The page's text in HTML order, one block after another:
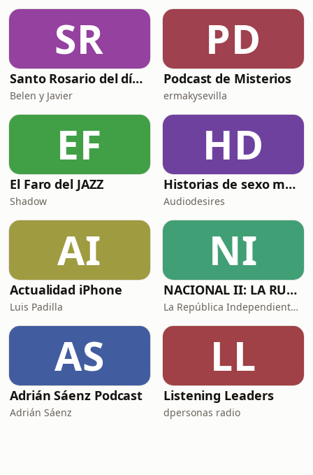
SR
Santo Rosario del día. 🙏 Reza con nosotros en castellano 🇪🇸
Belen y Javier
PD
Podcast de Misterios
ermakysevilla
EF
El Faro del JAZZ
Shadow
HD
Historias de sexo muy intensas y calientes
Audiodesires
AI
Actualidad iPhone
Luis Padilla
NI
NACIONAL II: LA RUTA DEL EXILIO
La República Independiente de la Radio
AS
Adrián Sáenz Podcast
Adrián Sáenz
LL
Listening Leaders
dpersonas radio